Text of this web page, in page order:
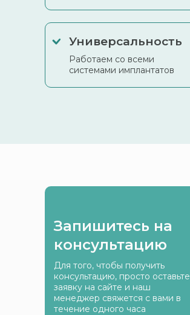
Универсальность
Работаем со всеми
системами имплантатов
Запишитесь на
консультацию
Для того, чтобы получить
консультацию, просто оставьте
заявку на сайте и наш
менеджер свяжется с вами в
течение одного часа